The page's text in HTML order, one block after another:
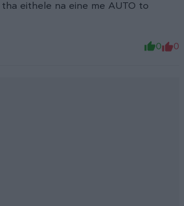
tha eithele na eine me AUTO to
0 0